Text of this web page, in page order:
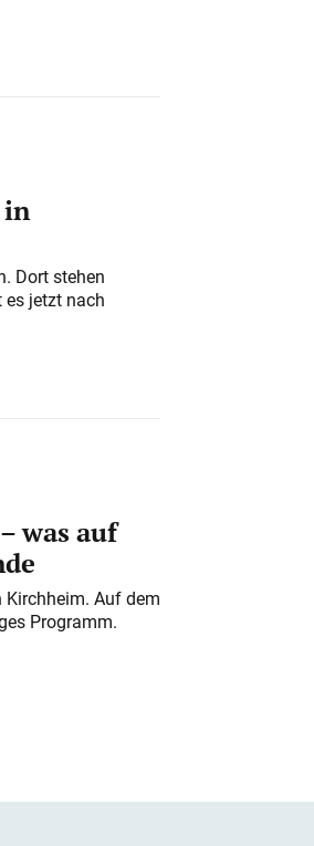
in
Dort stehen
es jetzt nach
was auf
Auf dem
Programm.